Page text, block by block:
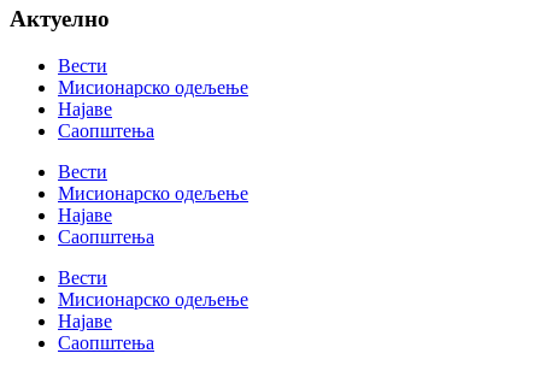
Актуелно
Вести
Мисионарско одељење
Најаве
Саопштења
Вести
Мисионарско одељење
Најаве
Саопштења
Вести
Мисионарско одељење
Најаве
Саопштења